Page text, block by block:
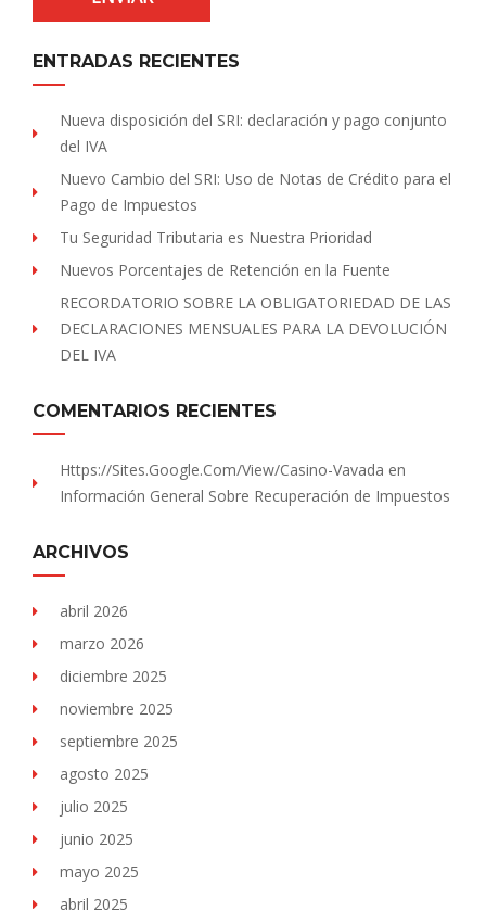
ENTRADAS RECIENTES
Nueva disposición del SRI: declaración y pago conjunto
del IVA
Nuevo Cambio del SRI: Uso de Notas de Crédito para el
Pago de Impuestos
Tu Seguridad Tributaria es Nuestra Prioridad
Nuevos Porcentajes de Retención en la Fuente
RECORDATORIO SOBRE LA OBLIGATORIEDAD DE LAS
DECLARACIONES MENSUALES PARA LA DEVOLUCIÓN
DEL IVA
COMENTARIOS RECIENTES
Https://sites.Google.com/view/Casino-Vavada en
Información General Sobre Recuperación de Impuestos
ARCHIVOS
abril 2026
marzo 2026
diciembre 2025
noviembre 2025
septiembre 2025
agosto 2025
julio 2025
junio 2025
mayo 2025
abril 2025